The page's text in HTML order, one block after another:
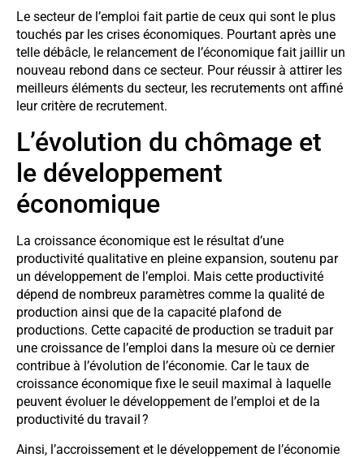
Le secteur de l’emploi fait partie de ceux qui sont le plus
touchés par les crises économiques. Pourtant après une
telle débâcle, le relancement de l’économique fait jaillir un
nouveau rebond dans ce secteur. Pour réussir à attirer les
meilleurs éléments du secteur, les recrutements ont affiné
leur critère de recrutement.
L’évolution du chômage et
le développement
économique
La croissance économique est le résultat d’une
productivité qualitative en pleine expansion, soutenu par
un développement de l’emploi. Mais cette productivité
dépend de nombreux paramètres comme la qualité de
production ainsi que de la capacité plafond de
productions. Cette capacité de production se traduit par
une croissance de l’emploi dans la mesure où ce dernier
contribue à l’évolution de l’économie. Car le taux de
croissance économique fixe le seuil maximal à laquelle
peuvent évoluer le développement de l’emploi et de la
productivité du travail ?
Ainsi, l’accroissement et le développement de l’économie